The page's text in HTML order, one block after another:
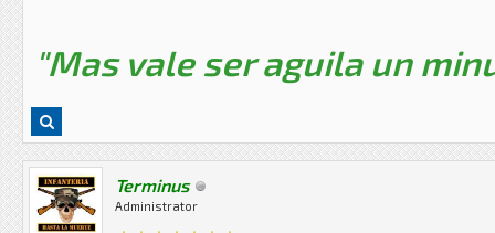
"Mas vale ser aguila un
Terminus
Administrator